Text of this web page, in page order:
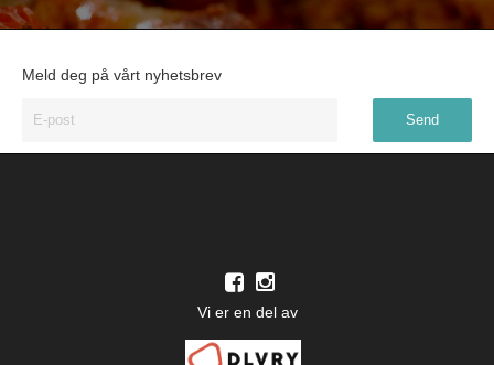
Meld deg på vårt nyhetsbrev
Vi er en del av